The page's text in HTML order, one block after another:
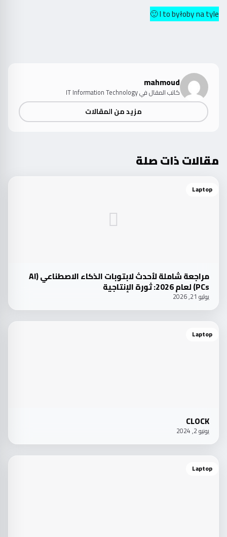
I to byłoby na tyle 🙂
mahmoud
كاتب المقال في IT Information Technology
مزيد من المقالات
مقالات ذات صلة
Laptop
مراجعة شاملة لأحدث لابتوبات الذكاء الاصطناعي (AI
PCs) لعام 2026: ثورة الإنتاجية
يوليو 21, 2026
Laptop
CLOCK
يونيو 2, 2024
Laptop